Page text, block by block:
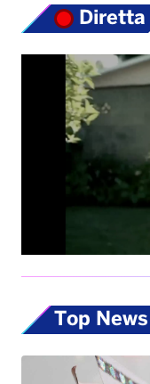
Diretta
Top News